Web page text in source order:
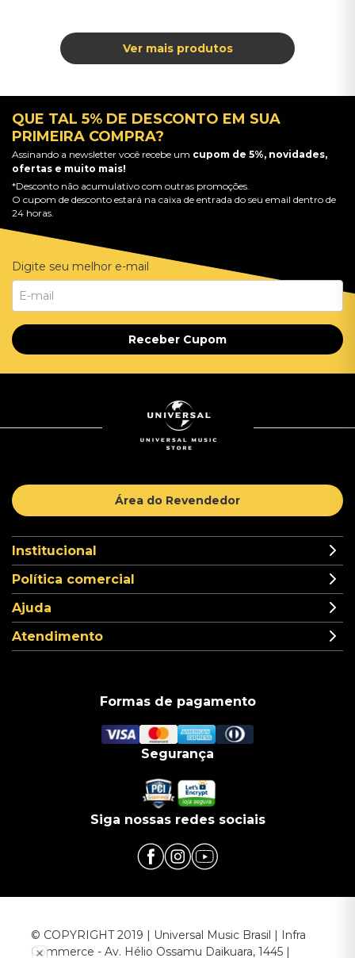
QUE TAL 5% DE DESCONTO EM SUA
PRIMEIRA COMPRA?
Assinando a newsletter você recebe um cupom de 5%, novidades,
ofertas e muito mais!
*Desconto não acumulativo com outras promoções.
O cupom de desconto estará na caixa de entrada do seu email dentro de
24 horas.
Digite seu melhor e-mail
Receber Cupom
Área do Revendedor
Institucional
Política comercial
Ajuda
Atendimento
Formas de pagamento
Segurança
Siga nossas redes sociais
© COPYRIGHT 2019 | Universal Music Brasil | Infra
Commerce - Av. Hélio Ossamu Daikuara, 1445 |